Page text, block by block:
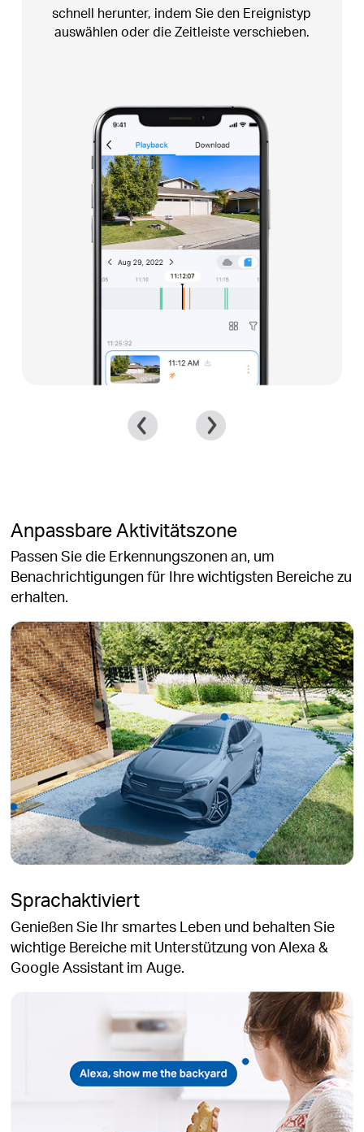
gewähren Sie den Zugriff auf Ihre Tapo-
Sicherheitsgeräte denjenigen, die Ihnen am
Anpassbare Aktivitätszone
Passen Sie die Erkennungszonen an, um
Benachrichtigungen für Ihre wichtigsten Bereiche zu
erhalten.
Sprachaktiviert
Genießen Sie Ihr smartes Leben und behalten Sie
wichtige Bereiche mit Unterstützung von Alexa &
Google Assistant im Auge.